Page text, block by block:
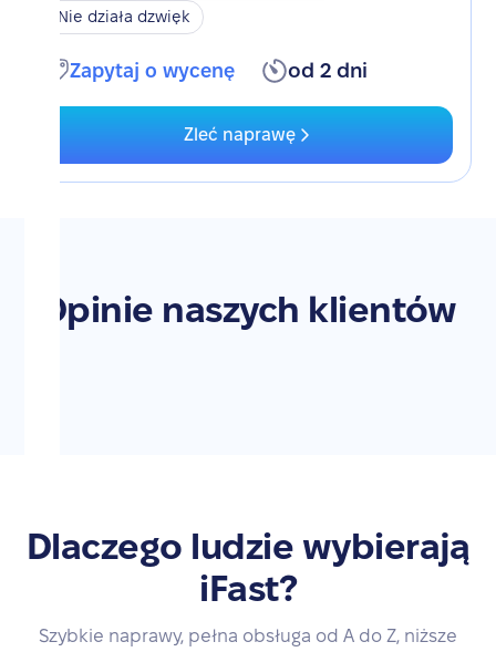
Nie działa dzwięk
Zapytaj o wycenę od 2 dni
Zleć naprawę
Opinie naszych klientów
Dlaczego ludzie wybierają
iFast?
Szybkie naprawy, pełna obsługa od A do Z, niższe